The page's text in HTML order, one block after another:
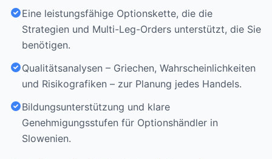
Eine leistungsfähige Optionskette, die die
Strategien und Multi-Leg-Orders unterstützt, die Sie
benötigen.
Qualitätsanalysen – Griechen, Wahrscheinlichkeiten
und Risikografiken – zur Planung jedes Handels.
Bildungsunterstützung und klare
Genehmigungsstufen für Optionshändler in
Slowenien.